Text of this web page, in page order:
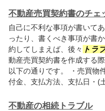
不動産売買契約書のチェ
自己に不利な事項が書いて
ったり、書くべき事項が書
約してしまえば、後々 トラ
動産売買契約書を作成する
以下の通りです。 ・売買物
付金、支払方法、支払日・(
不動産の相続トラブル